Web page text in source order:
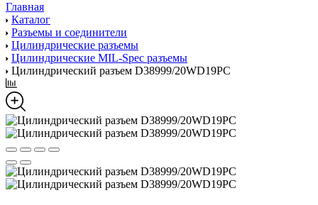
Главная
Каталог
Разъемы и соединители
Цилиндрические разъемы
Цилиндрические MIL-Spec разъемы
Цилиндрический разъем D38999/20WD19PC